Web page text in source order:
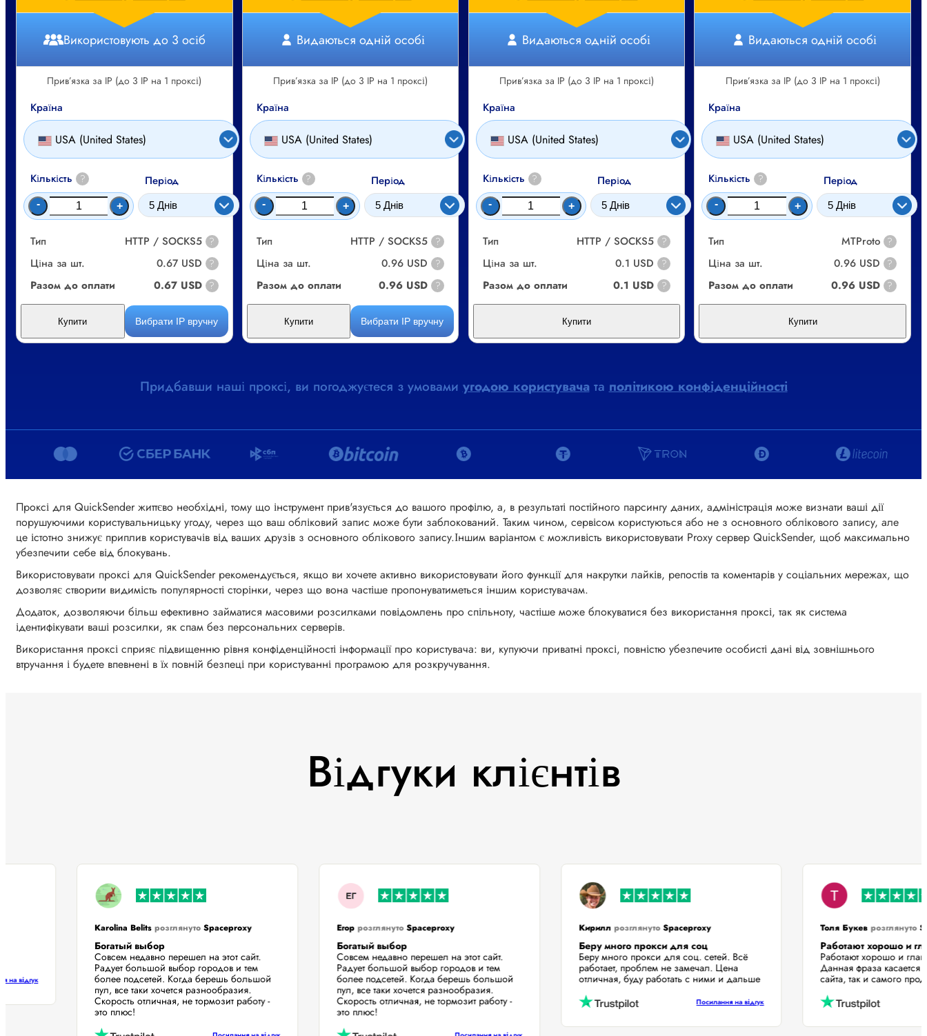
Видаються одній особі
Прив’язка за IP (до 3 IP на 1 проксі)
Країна
USA (United States)
Кількість ?
- +
Період
Тип HTTP / SOCKS5 ?
Ціна за шт. 0.96 USD ?
Разом до оплати 0.96 USD ?
Вибрати IP вручну
Купити
Використовують до 3 осіб
Прив’язка за IP (до 3 IP на 1 проксі)
Країна
USA (United States)
Кількість ?
- +
Період
Тип HTTP / SOCKS5 ?
Ціна за шт. 0.67 USD ?
Разом до оплати 0.67 USD ?
Вибрати IP вручну
Купити
Видаються одній особі
Прив’язка за IP (до 3 IP на 1 проксі)
Країна
USA (United States)
Кількість ?
- +
Період
Тип HTTP / SOCKS5 ?
Ціна за шт. 0.1 USD ?
Разом до оплати 0.1 USD ?
Купити
Видаються одній особі
Прив’язка за IP (до 3 IP на 1 проксі)
Країна
USA (United States)
Кількість ?
- +
Період
Тип MTProto ?
Ціна за шт. 0.96 USD ?
Разом до оплати 0.96 USD ?
Купити
Придбавши наші проксі, ви погоджуєтеся з умовамиугодою користувачатаполітикою конфіденційності
Проксі для QuickSender життєво необхідні, тому що інструмент прив'язується до вашого профілю, а, в результаті постійного парсингу даних, адміністрація може визнати ваші дії
порушуючими користувальницьку угоду, через що ваш обліковий запис може бути заблокований. Таким чином, сервісом користуються або не з основного облікового запису, але
це істотно знижує приплив користувачів від ваших друзів з основного облікового запису.Іншим варіантом є можливість використовувати Proxy сервер QuickSender, щоб максимально
убезпечити себе від блокувань.
Використовувати проксі для QuickSender рекомендується, якщо ви хочете активно використовувати його функції для накрутки лайків, репостів та коментарів у соціальних мережах, що
дозволяє створити видимість популярності сторінки, через що вона частіше пропонуватиметься іншим користувачам.
Додаток, дозволяючи більш ефективно займатися масовими розсилками повідомлень про спільноту, частіше може блокуватися без використання проксі, так як система
ідентифікувати ваші розсилки, як спам без персональних серверів.
Використання проксі сприяє підвищенню рівня конфіденційності інформації про користувача: ви, купуючи приватні проксі, повністю убезпечите особисті дані від зовнішнього
втручання і будете впевнені в їх повній безпеці при користуванні програмою для розкручування.
Відгуки клієнтів
на відгук
Karolina BelitsрозглянутоSpaceproxy
Богатый выбор
Совсем недавно перешел на этот сайт.
Радует большой выбор городов и тем
более подсетей. Когда берешь большой
пул, все таки хочется разнообразия.
Скорость отличная, не тормозит работу -
это плюс!
ЕгоррозглянутоSpaceproxy
Богатый выбор
Совсем недавно перешел на этот сайт.
Радует большой выбор городов и тем
более подсетей. Когда берешь большой
пул, все таки хочется разнообразия.
Скорость отличная, не тормозит работу -
это плюс!
КириллрозглянутоSpaceproxy
Беру много прокси для соц
Беру много прокси для соц. сетей. Всё
работает, проблем не замечал. Цена
отличная, буду работать с ними и дальше
Посилання на відгук
Толя Букев
Работают хорошо
Работают хорошо и
Данная фраза
сайта, так и самого